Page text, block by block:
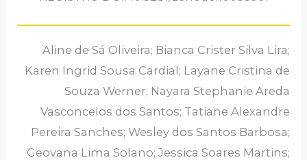
Aline de Sá Oliveira; Bianca Crister Silva Lira;
Karen Ingrid Sousa Cardial; Layane Cristina de
Souza Werner; Nayara Stephanie Areda
Vasconcelos dos Santos; Tatiane Alexandre
Pereira Sanches; Wesley dos Santos Barbosa;
Geovana Lima Solano; Jessica Soares Martins;